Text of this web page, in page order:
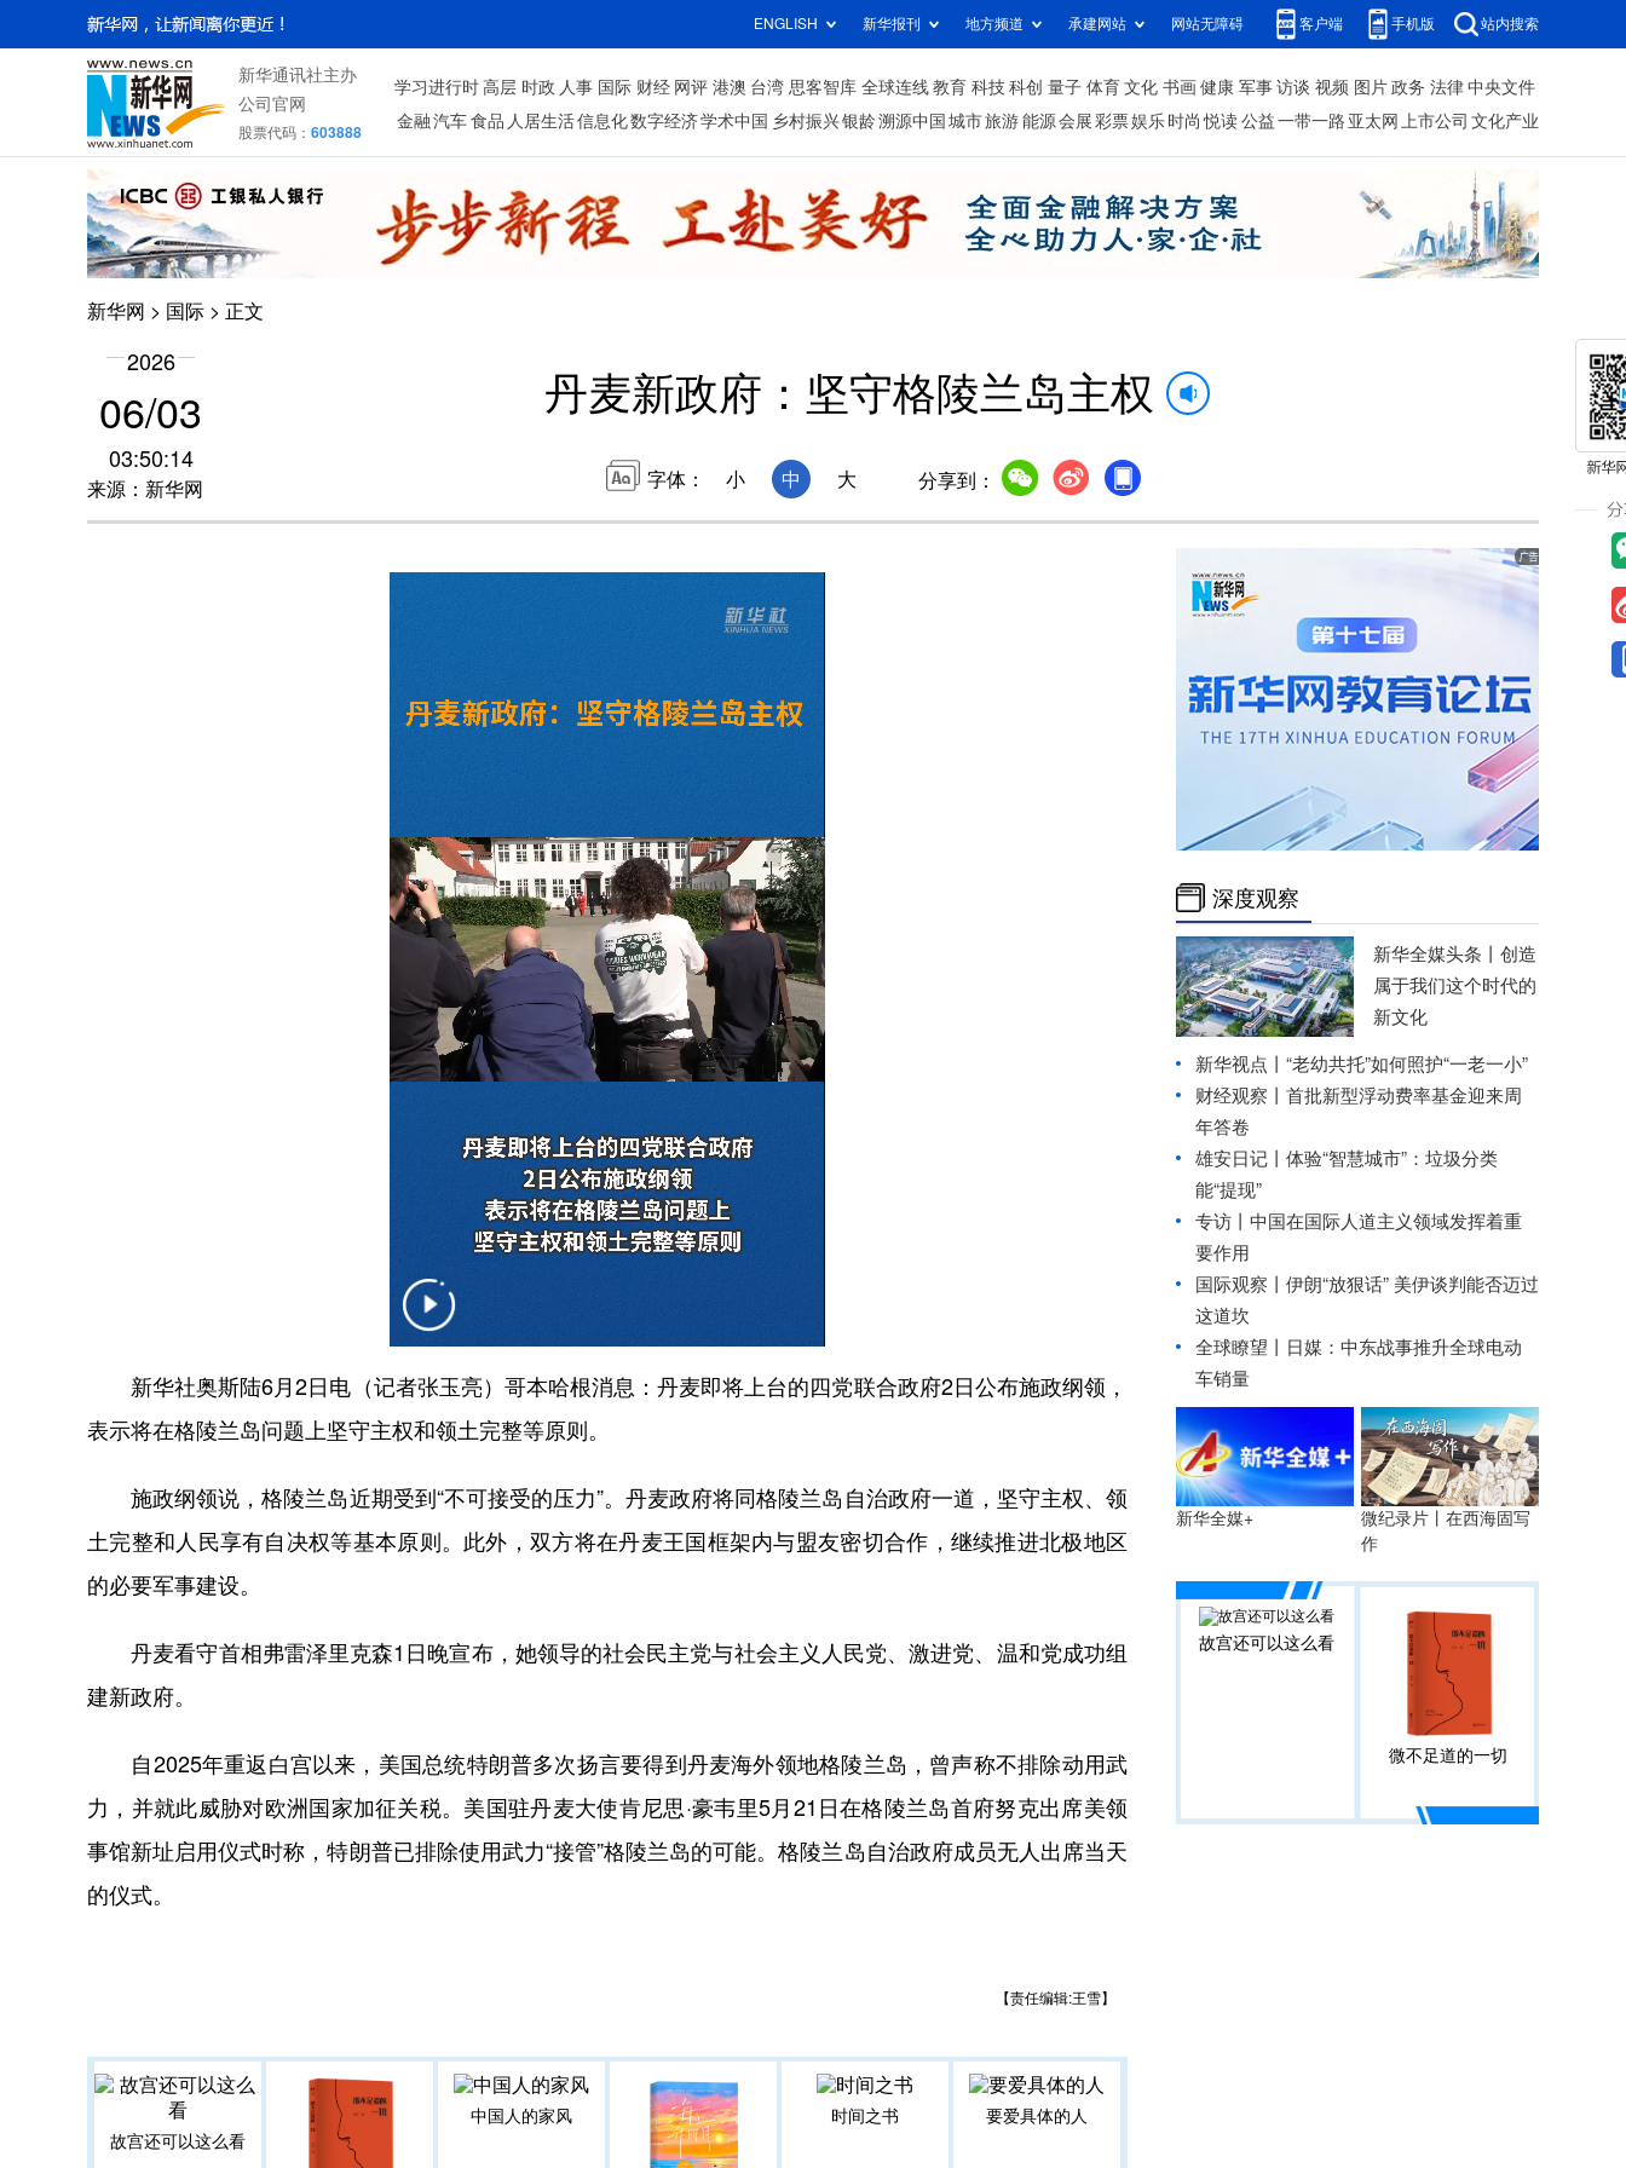
ENGLISH 新华报刊 地方频道 承建网站 网站无障碍 客户端 手机版 站内搜索
新华通讯社主办
公司官网
股票代码： 603888
学习进行时 高层 时政 人事 国际 财经 网评 港澳 台湾 思客智库 全球连线 教育 科技 科创 量子 体育 文化 书画 健康 军事 访谈 视频 图片 政务 法律 中央文件
金融 汽车 食品 人居生活信息化数字经济学术中国 乡村振兴银龄溯源中国 城市旅游 能源 会展 彩票娱乐 时尚 悦读 公益 一带一路 亚太网 上市公司 文化产业
新华网 > 国际 > 正文
2026
06/03
03:50:14
来源：新华网
丹麦新政府：坚守格陵兰岛主权
字体： 小 中 大 分享到：
新华社奥斯陆6月2日电（记者张玉亮）哥本哈根消息：丹麦即将上台的四党联合政府2日公布施政纲领，
表示将在格陵兰岛问题上坚守主权和领土完整等原则。
施政纲领说，格陵兰岛近期受到“不可接受的压力”。丹麦政府将同格陵兰岛自治政府一道，坚守主权、领
土完整和人民享有自决权等基本原则。此外，双方将在丹麦王国框架内与盟友密切合作，继续推进北极地区
的必要军事建设。
丹麦看守首相弗雷泽里克森1日晚宣布，她领导的社会民主党与社会主义人民党、激进党、温和党成功组
建新政府。
自2025年重返白宫以来，美国总统特朗普多次扬言要得到丹麦海外领地格陵兰岛，曾声称不排除动用武
力，并就此威胁对欧洲国家加征关税。美国驻丹麦大使肯尼思·豪韦里5月21日在格陵兰岛首府努克出席美领
事馆新址启用仪式时称，特朗普已排除使用武力“接管”格陵兰岛的可能。格陵兰岛自治政府成员无人出席当天
的仪式。
【责任编辑:王雪】
故宫还可以这么看
中国人的家风 时间之书 要爱具体的人
深度观察
新华全媒头条丨 创造
属于我们这个时代的
新文化
新华视点丨 “老幼共托”如何照护“一老一小”
财经观察丨 首批新型浮动费率基金迎来周
年答卷
雄安日记丨体验“智慧城市”：垃圾分类
能“提现”
专访丨中国在国际人道主义领域发挥着重
要作用
国际观察丨 伊朗“放狠话” 美伊谈判能否迈过
这道坎
全球瞭望丨日媒：中东战事推升全球电动
车销量
新华全媒+
微纪录片丨在西海固写
作
故宫还可以这么看
微不足道的一切